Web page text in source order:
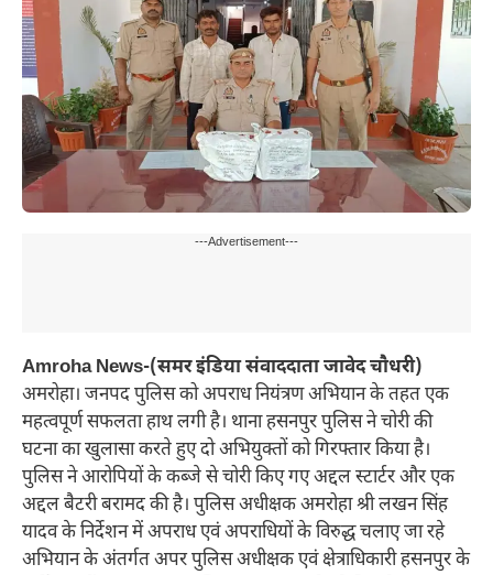
---Advertisement---
Amroha News-(समर इंडिया संवाददाता जावेद चौधरी)
अमरोहा। जनपद पुलिस को अपराध नियंत्रण अभियान के तहत एक
महत्वपूर्ण सफलता हाथ लगी है। थाना हसनपुर पुलिस ने चोरी की
घटना का खुलासा करते हुए दो अभियुक्तों को गिरफ्तार किया है।
पुलिस ने आरोपियों के कब्जे से चोरी किए गए अद्दल स्टार्टर और एक
अद्दल बैटरी बरामद की है। पुलिस अधीक्षक अमरोहा श्री लखन सिंह
यादव के निर्देशन में अपराध एवं अपराधियों के विरुद्ध चलाए जा रहे
अभियान के अंतर्गत अपर पुलिस अधीक्षक एवं क्षेत्राधिकारी हसनपुर के